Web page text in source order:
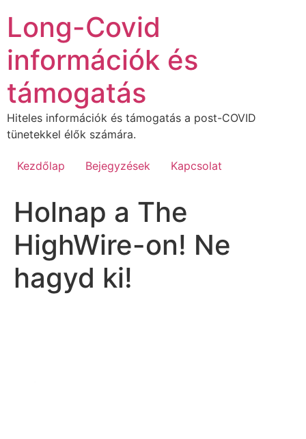
tartalomhoz
Long-Covid
információk és
támogatás
Hiteles információk és támogatás a post-COVID
tünetekkel élők számára.
Kezdőlap Bejegyzések Kapcsolat
Holnap a The
HighWire-on! Ne
hagyd ki!